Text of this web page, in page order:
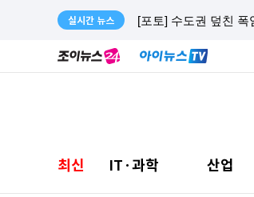
실시간 뉴스
최신 IT·과학 산업